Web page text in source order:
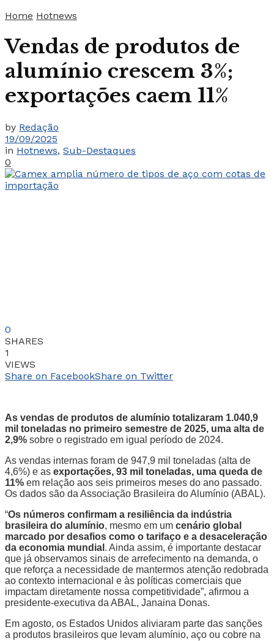
Home Hotnews
Vendas de produtos de
alumínio crescem 3%;
exportações caem 11%
by Redação
19/09/2025
in Hotnews, Sub-Destaques
0
0
SHARES
1
VIEWS
Share on FacebookShare on Twitter
As vendas de produtos de alumínio totalizaram 1.040,9
mil toneladas no primeiro semestre de 2025, uma alta de
2,9% sobre o registrado em igual período de 2024.
As vendas internas foram de 947,9 mil toneladas (alta de
4,6%) e as exportações, 93 mil toneladas, uma queda de
11% em relação aos seis primeiros meses do ano passado.
Os dados são da Associação Brasileira do Alumínio (ABAL).
“Os números confirmam a resiliência da indústria
brasileira do alumínio, mesmo em um cenário global
marcado por desafios como o tarifaço e a desaceleração
da economia mundial . Ainda assim, é importante destacar
que já observamos sinais de arrefecimento na demanda, o
que reforça a necessidade de mantermos atenção redobrada
ao contexto internacional e às políticas comerciais que
impactam diretamente nossa competitividade”, afirmou a
presidente-executiva da ABAL, Janaina Donas.
Em agosto, os Estados Unidos aliviaram parte das sanções
a produtos brasileiros que levam alumínio, aço ou cobre na